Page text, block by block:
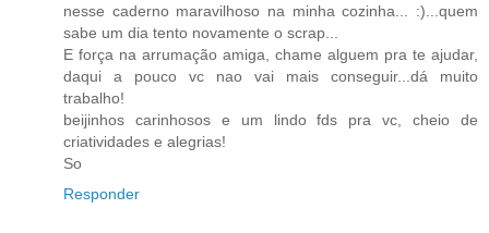
nesse caderno maravilhoso na minha cozinha... :)...quem
sabe um dia tento novamente o scrap...
E força na arrumação amiga, chame alguem pra te ajudar,
daqui a pouco vc nao vai mais conseguir...dá muito
trabalho!
beijinhos carinhosos e um lindo fds pra vc, cheio de
criatividades e alegrias!
So
Responder